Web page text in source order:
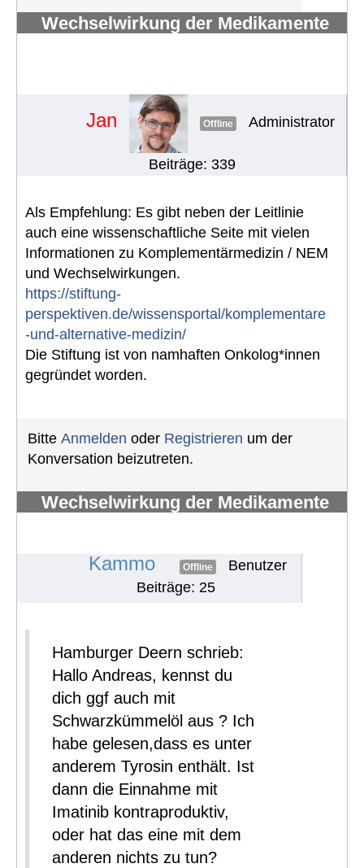
Wechselwirkung der Medikamente
Jan Offline Administrator
Beiträge: 339
Als Empfehlung: Es gibt neben der Leitlinie
auch eine wissenschaftliche Seite mit vielen
Informationen zu Komplementärmedizin / NEM
und Wechselwirkungen.
https://stiftung-
perspektiven.de/wissensportal/komplementare
-und-alternative-medizin/
Die Stiftung ist von namhaften Onkolog*innen
gegründet worden.
Bitte Anmelden oder Registrieren um der
Konversation beizutreten.
Wechselwirkung der Medikamente
Kammo Offline
Benutzer
Beiträge: 25
Hamburger Deern schrieb:
Hallo Andreas, kennst du
dich ggf auch mit
Schwarzkümmelöl aus ? Ich
habe gelesen,dass es unter
anderem Tyrosin enthält. Ist
dann die Einnahme mit
Imatinib kontraproduktiv,
oder hat das eine mit dem
anderen nichts zu tun?